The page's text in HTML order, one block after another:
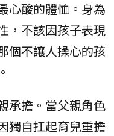
心酸的體恤。身為
，不該因孩子表現
個不讓人操心的孩
承擔。當父親角色
獨自扛起育兒重擔